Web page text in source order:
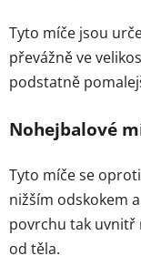
Tyto míče jsou
převážně ve
podstatně
Nohejbalové
Tyto míče se
nižším odskokem
povrchu tak uvnitř
od těla.